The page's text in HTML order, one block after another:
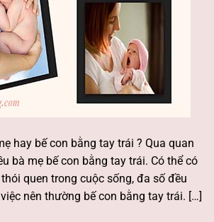
hay bế con bằng tay trái ? Qua quan
bà mẹ bế con bằng tay trái. Có thể có
quen trong cuộc sống, đa số đều
nên thường bế con bằng tay trái. […]